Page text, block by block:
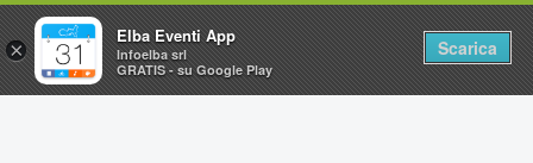
Home
×
Elba Eventi App
Infoelba srl
GRATIS - su Google Play
Scarica